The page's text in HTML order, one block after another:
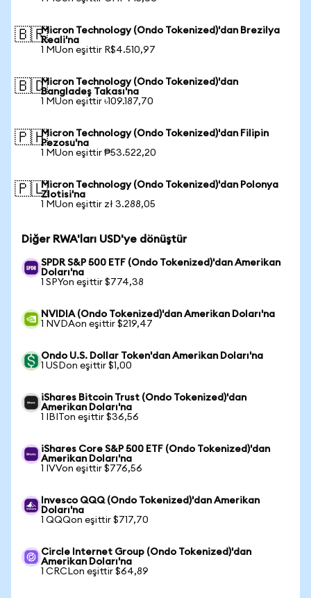
🇧🇷Micron Technology (Ondo Tokenized)'dan Brezilya
Reali'na
1 MUon eşittir R$4.510,97
🇧🇩Micron Technology (Ondo Tokenized)'dan
Bangladeş Takası'na
1 MUon eşittir ৳109.187,70
🇵🇭Micron Technology (Ondo Tokenized)'dan Filipin
Pezosu'na
1 MUon eşittir ₱53.522,20
🇵🇱Micron Technology (Ondo Tokenized)'dan Polonya
Zlotisi'na
1 MUon eşittir zł 3.288,05
Diğer RWA'ları USD'ye dönüştür
SPDR S&P 500 ETF (Ondo Tokenized)'dan Amerikan
Doları'na
1 SPYon eşittir $774,38
NVIDIA (Ondo Tokenized)'dan Amerikan Doları'na
1 NVDAon eşittir $219,47
Ondo U.S. Dollar Token'dan Amerikan Doları'na
1 USDon eşittir $1,00
iShares Bitcoin Trust (Ondo Tokenized)'dan
Amerikan Doları'na
1 IBITon eşittir $36,56
iShares Core S&P 500 ETF (Ondo Tokenized)'dan
Amerikan Doları'na
1 IVVon eşittir $776,56
Invesco QQQ (Ondo Tokenized)'dan Amerikan
Doları'na
1 QQQon eşittir $717,70
Circle Internet Group (Ondo Tokenized)'dan
Amerikan Doları'na
1 CRCLon eşittir $64,89